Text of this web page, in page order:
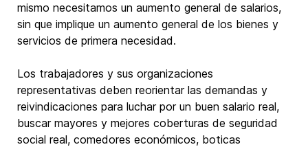
mismo necesitamos un aumento general de salarios,
sin que implique un aumento general de los bienes y
servicios de primera necesidad.
Los trabajadores y sus organizaciones
representativas deben reorientar las demandas y
reivindicaciones para luchar por un buen salario real,
buscar mayores y mejores coberturas de seguridad
social real, comedores económicos, boticas